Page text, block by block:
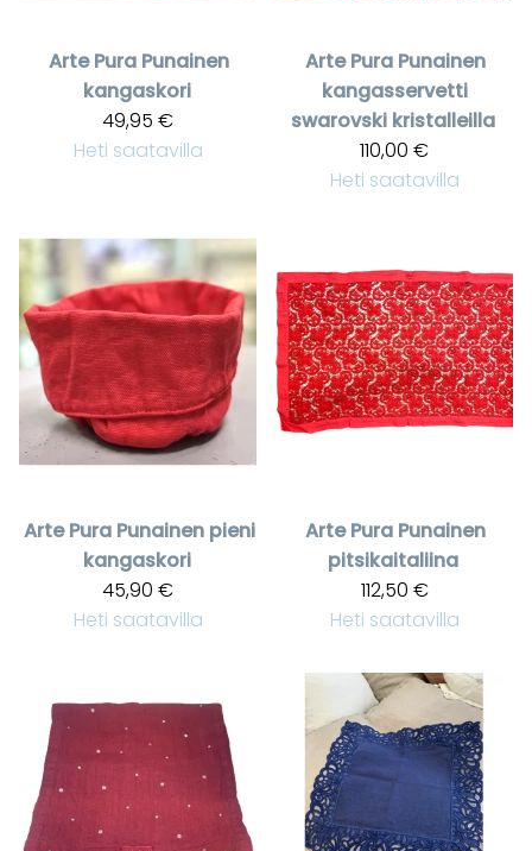
Arte Pura Punainen
kangaskori
49,95 €
Heti saatavilla
Arte Pura Punainen
kangasservetti
swarovski kristalleilla
110,00 €
Heti saatavilla
Arte Pura Punainen pieni
kangaskori
45,90 €
Heti saatavilla
Arte Pura Punainen
pitsikaitaliina
112,50 €
Heti saatavilla